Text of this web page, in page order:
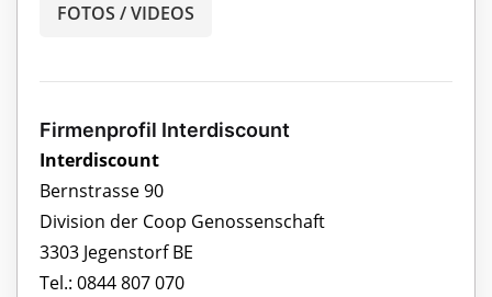
FOTOS / VIDEOS
Firmenprofil Interdiscount
Interdiscount
Bernstrasse 90
Division der Coop Genossenschaft
3303 Jegenstorf BE
Tel.: 0844 807 070